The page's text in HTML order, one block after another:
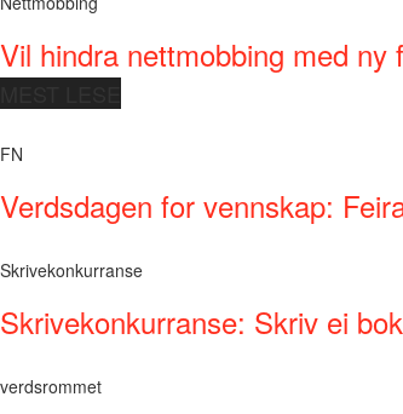
Vil hindra nettmobbing med ny
FN
Verdsdagen for vennskap:
Skrivekonkurranse
Skrivekonkurranse: Skriv ei
verdsrommet